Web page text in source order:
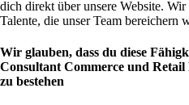
dich direkt über unsere Website.
Talente, die unser Team bereichern
Wir glauben, dass du diese
Consultant Commerce und
zu bestehen